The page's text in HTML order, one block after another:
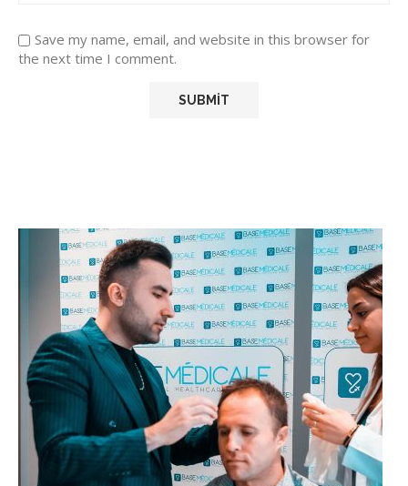
Save my name, email, and website in this browser for
the next time I comment.